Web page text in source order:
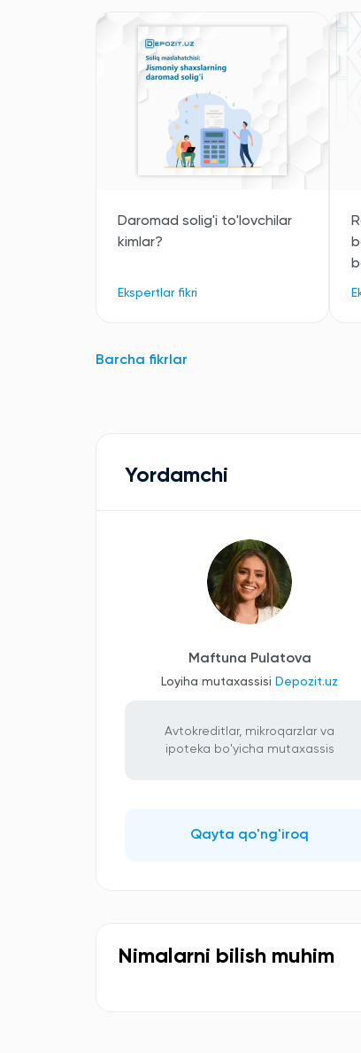
Daromad solig'i to'lovchilar
kimlar?
Ekspertlar fikri
Barcha fikrlar
Yordamchi
Maftuna Pulatova
Loyiha mutaxassisi Depozit.uz
Avtokreditlar, mikroqarzlar va
ipoteka bo'yicha mutaxassis
Qayta qo'ng'iroq
Nimalarni bilish muhim